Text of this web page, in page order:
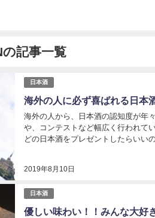
記事一覧
日本酒
海外の人に必ず喜ばれる日本
2019年8月10日
海外の人から、日本酒の認知度が年
や、コンテストなど幅広く行われて
どの日本酒をプレゼントしたらいい
日本酒
優しい味わい！！みんな大好